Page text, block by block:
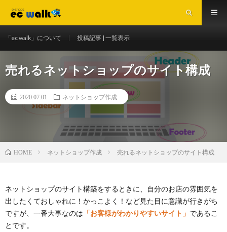
「ec walk」について 投稿記事 | 一覧表示
売れるネットショップのサイト構成
2020.07.01 ネットショップ作成
HOME ネットショップ作成 売れるネットショップのサイト構成
ネットショップのサイト構築をするときに、自分のお店の雰囲気を
出したくておしゃれに！かっこよく！など見た目に意識が行きがち
ですが、一番大事なのは 「お客様がわかりやすいサイト」 であるこ
とです。